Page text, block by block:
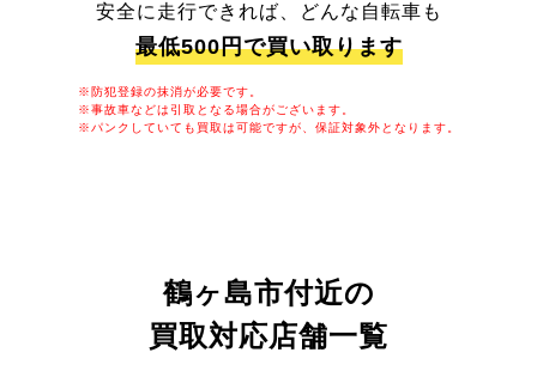
安全に走行できれば、どんな自転車も
最低500円で買い取ります
※防犯登録の抹消が必要です。
※事故車などは引取となる場合がございます。
※パンクしていても買取は可能ですが、保証対象外となります。
鶴ヶ島市付近の
買取対応店舗一覧